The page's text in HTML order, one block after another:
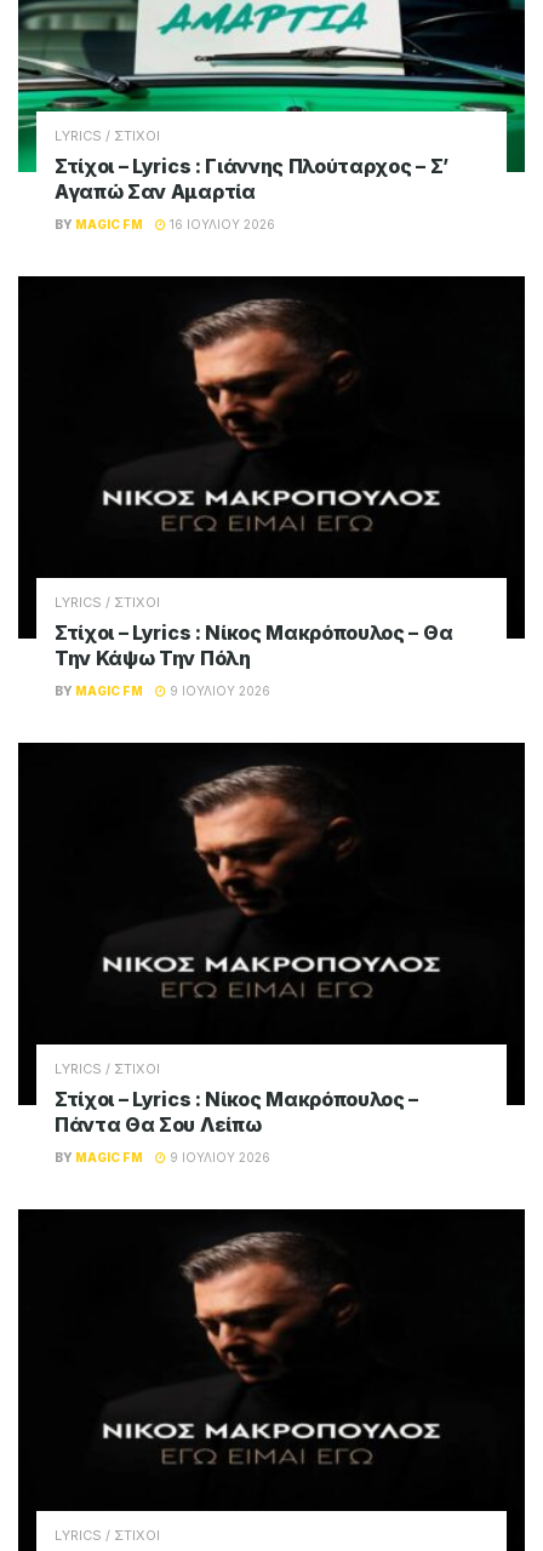
LYRICS / ΣΤΙΧΟΙ
Στίχοι – Lyrics : Γιάννης Πλούταρχος – Σ’
Αγαπώ Σαν Αμαρτία
BY MAGIC FM 16 ΙΟΥΛΊΟΥ 2026
LYRICS / ΣΤΙΧΟΙ
Στίχοι – Lyrics : Νίκος Μακρόπουλος – Θα
Την Κάψω Την Πόλη
BY MAGIC FM 9 ΙΟΥΛΊΟΥ 2026
LYRICS / ΣΤΙΧΟΙ
Στίχοι – Lyrics : Νίκος Μακρόπουλος –
Πάντα Θα Σου Λείπω
BY MAGIC FM 9 ΙΟΥΛΊΟΥ 2026
LYRICS / ΣΤΙΧΟΙ